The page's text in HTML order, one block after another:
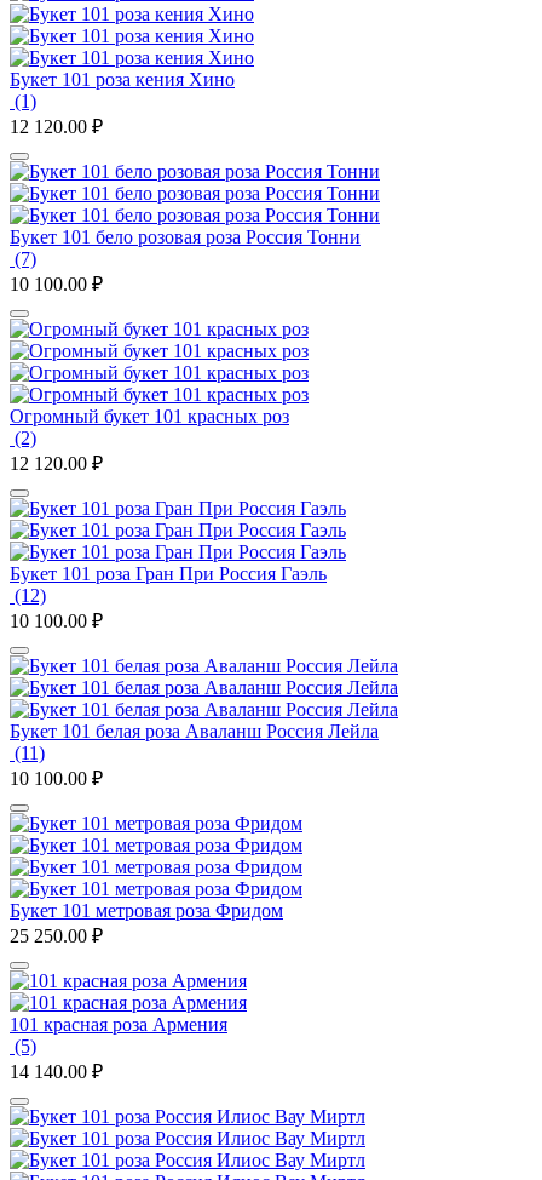
Букет 101 роза кения Хино
(1)
12 120.00 ₽
Букет 101 бело розовая роза Россия Тонни
(7)
10 100.00 ₽
Огромный букет 101 красных роз
(2)
12 120.00 ₽
Букет 101 роза Гран При Россия Гаэль
(12)
10 100.00 ₽
Букет 101 белая роза Аваланш Россия Лейла
(11)
10 100.00 ₽
Букет 101 метровая роза Фридом
25 250.00 ₽
101 красная роза Армения
(5)
14 140.00 ₽